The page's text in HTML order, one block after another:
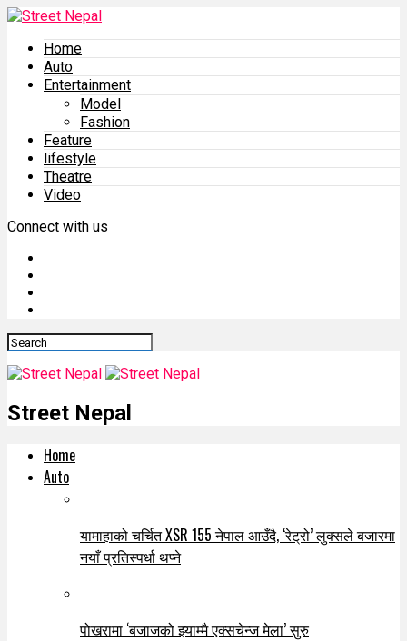
Home
Auto
Entertainment
Model
Fashion
Feature
lifestyle
Theatre
Video
Connect with us
Street Nepal
Home
Auto
यामाहाको चर्चित XSR 155 नेपाल आउँदै, ‘रेट्रो’ लुक्सले बजारमा
नयाँ प्रतिस्पर्धा थप्ने
पोखरामा ‘बजाजको झ्याम्मै एक्सचेन्ज मेला’ सुरु